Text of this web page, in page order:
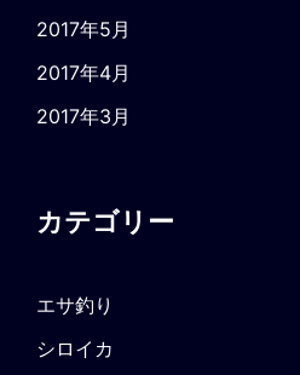
2017年5月
2017年4月
2017年3月
カテゴリー
エサ釣り
シロイカ